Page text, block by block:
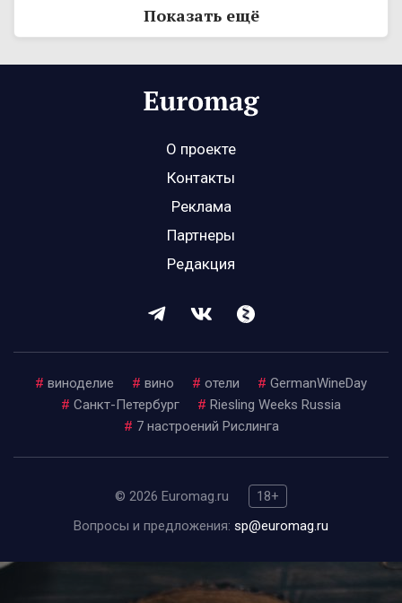
Показать ещё
О проекте
Контакты
Реклама
Партнеры
Редакция
# виноделие # вино # отели # GermanWineDay
# Санкт-Петербург # Riesling Weeks Russia
# 7 настроений Рислинга
© 2026 Euromag.ru
18+
Вопросы и предложения: sp@euromag.ru